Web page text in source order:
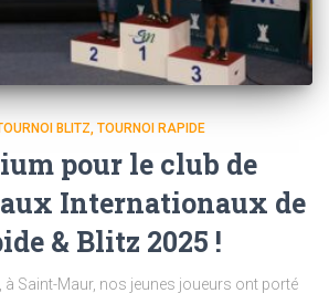
BLITZ TOURNOI RAPIDE
pour le club de
Internationaux de
& Blitz 2025 !
à Saint-Maur, nos jeunes joueurs ont porté